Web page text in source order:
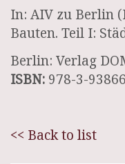
In: AIV zu Berlin
Bauten. Teil I:
Berlin: Verlag
ISBN: 978-3-
<< Back to list